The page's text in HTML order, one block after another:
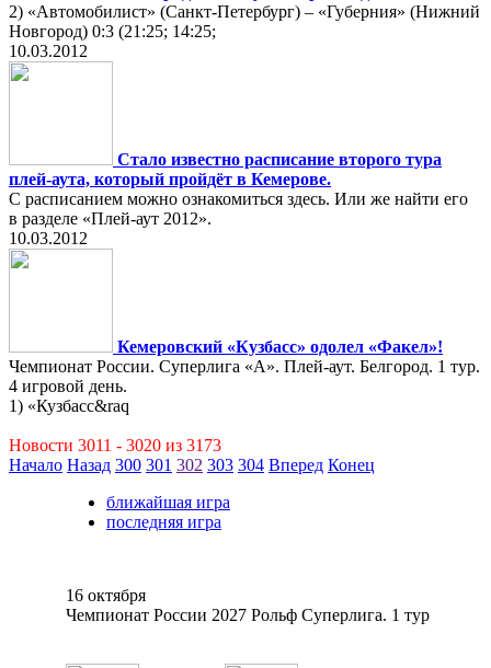
2) «Автомобилист» (Санкт-Петербург) – «Губерния» (Нижний
Новгород) 0:3 (21:25; 14:25;
10.03.2012
Стало известно расписание второго тура
плей-аута, который пройдёт в Кемерове.
С расписанием можно ознакомиться здесь. Или же найти его
в разделе «Плей-аут 2012».
10.03.2012
Кемеровский «Кузбасс» одолел «Факел»!
Чемпионат России. Суперлига «А». Плей-аут. Белгород. 1 тур.
4 игровой день.
1) «Кузбасс&raq
Новости 3011 - 3020 из 3173
Начало Назад 300 301 302 303 304 Вперед Конец
ближайшая игра
последняя игра
16 октября
Чемпионат России 2027 Рольф Суперлига. 1 тур